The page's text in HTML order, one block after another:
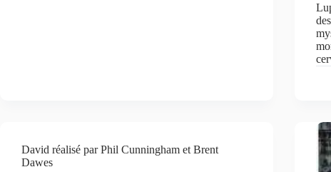
David réalisé par Phil Cunningham et Brent
Dawes